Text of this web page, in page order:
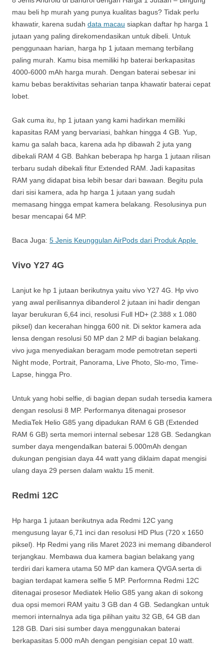
mau beli hp murah yang punya kualitas bagus? Tidak perlu
khawatir, karena sudah data macau siapkan daftar hp harga 1
jutaan yang paling direkomendasikan untuk dibeli. Untuk
penggunaan harian, harga hp 1 jutaan memang terbilang
paling murah. Kamu bisa memiliki hp baterai berkapasitas
4000-6000 mAh harga murah. Dengan baterai sebesar ini
kamu bebas beraktivitas seharian tanpa khawatir baterai cepat
lobet.
Gak cuma itu, hp 1 jutaan yang kami hadirkan memiliki
kapasitas RAM yang bervariasi, bahkan hingga 4 GB. Yup,
kamu ga salah baca, karena ada hp dibawah 2 juta yang
dibekali RAM 4 GB. Bahkan beberapa hp harga 1 jutaan rilisan
terbaru sudah dibekali fitur Extended RAM. Jadi kapasitas
RAM yang didapat bisa lebih besar dari bawaan. Begitu pula
dari sisi kamera, ada hp harga 1 jutaan yang sudah
memasang hingga empat kamera belakang. Resolusinya pun
besar mencapai 64 MP.
Baca Juga: 5 Jenis Keunggulan AirPods dari Produk Apple
Vivo Y27 4G
Lanjut ke hp 1 jutaan berikutnya yaitu vivo Y27 4G. Hp vivo
yang awal perilisannya dibanderol 2 jutaan ini hadir dengan
layar berukuran 6,64 inci, resolusi Full HD+ (2.388 x 1.080
piksel) dan kecerahan hingga 600 nit. Di sektor kamera ada
lensa dengan resolusi 50 MP dan 2 MP di bagian belakang.
vivo juga menyediakan beragam mode pemotretan seperti
Night mode, Portrait, Panorama, Live Photo, Slo-mo, Time-
Lapse, hingga Pro.
Untuk yang hobi selfie, di bagian depan sudah tersedia kamera
dengan resolusi 8 MP. Performanya ditenagai prosesor
MediaTek Helio G85 yang dipadukan RAM 6 GB (Extended
RAM 6 GB) serta memori internal sebesar 128 GB. Sedangkan
sumber daya mengendalkan baterai 5.000mAh dengan
dukungan pengisian daya 44 watt yang diklaim dapat mengisi
ulang daya 29 persen dalam waktu 15 menit.
Redmi 12C
Hp harga 1 jutaan berikutnya ada Redmi 12C yang
mengusung layar 6,71 inci dan resolusi HD Plus (720 x 1650
piksel). Hp Redmi yang rilis Maret 2023 ini memang dibanderol
terjangkau. Membawa dua kamera bagian belakang yang
terdiri dari kamera utama 50 MP dan kamera QVGA serta di
bagian terdapat kamera selfie 5 MP. Performna Redmi 12C
ditenagai prosesor Mediatek Helio G85 yang akan di sokong
dua opsi memori RAM yaitu 3 GB dan 4 GB. Sedangkan untuk
memori internalnya ada tiga pilihan yaitu 32 GB, 64 GB dan
128 GB. Dari sisi sumber daya menggunakan baterai
berkapasitas 5.000 mAh dengan pengisian cepat 10 watt.